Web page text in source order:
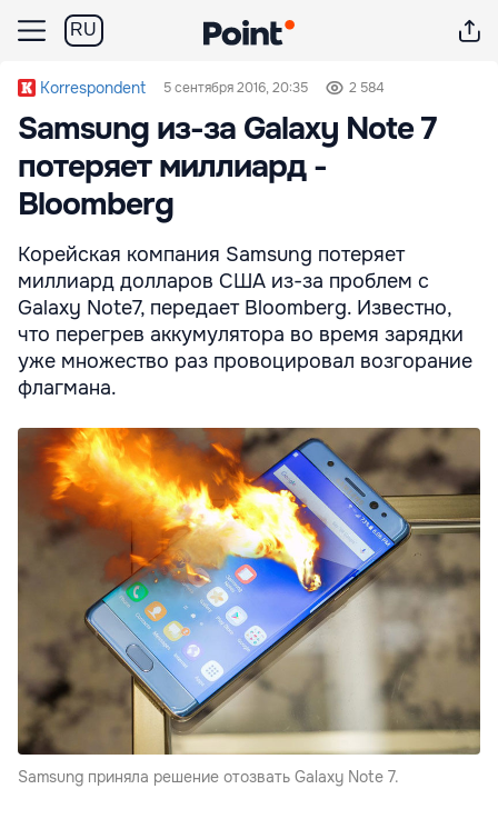
RU
Korrespondent 5 сентября 2016, 20:35 2 584
Samsung из-за Galaxy Note 7
потеряет миллиард -
Bloomberg
Корейская компания Samsung потеряет
миллиард долларов США из-за проблем с
Galaxy Note7, передает Bloomberg. Известно,
что перегрев аккумулятора во время зарядки
уже множество раз провоцировал возгорание
флагмана.
Samsung приняла решение отозвать Galaxy Note 7.